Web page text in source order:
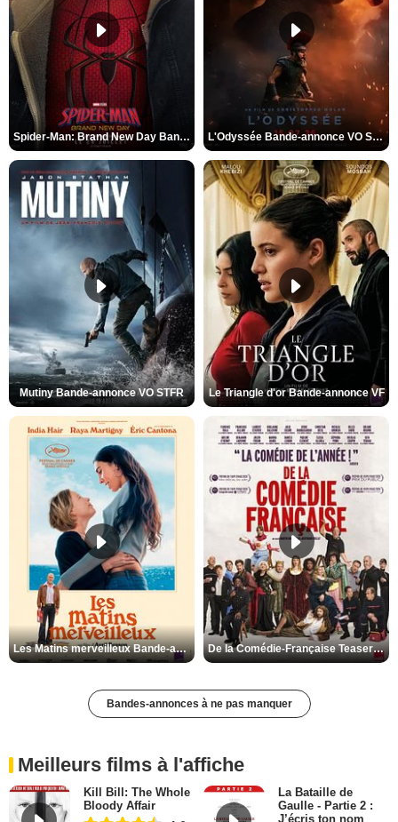
Spider-Man: Brand New Day Bande-annonce VO STFR L'Odyssée Bande-annonce VO STFR
Mutiny Bande-annonce VO STFR Le Triangle d'or Bande-annonce VF
Les Matins merveilleux Bande-annonce VF De la Comédie-Française Teaser VF
Bandes-annonces à ne pas manquer
Meilleurs films à l'affiche
Kill Bill: The Whole
Bloody Affair
La Bataille de
Gaulle - Partie 2 :
J’écris ton nom